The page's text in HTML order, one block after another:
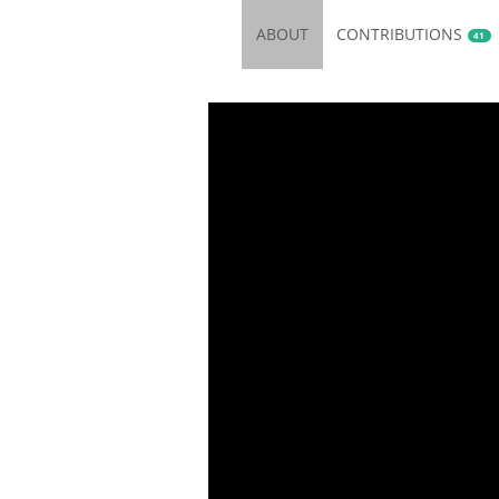
ABOUT CONTRIBUTIONS 41